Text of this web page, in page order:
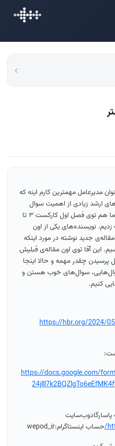
مدیرعامل مهمترین کارم اینه که
ارشد زیادی از اهمیت سوال
پرسیدن توی کارشون حرف میزنن. ما هم توی فصل اول کارکست ۳ تا
نویسنده‌های یکی از اون
جدید نوشته در مورد اینکه
این آقا توی اون مقاله‌ی قبلیش
چقدر مهمه و حالا اینجا
سوال‌های خوب هستن و
کنیم.
https://hbr.org/2024/
https://docs.google.com/
پاسارگادوب‌سایت
حساب اینستاگرام:wepod_ir